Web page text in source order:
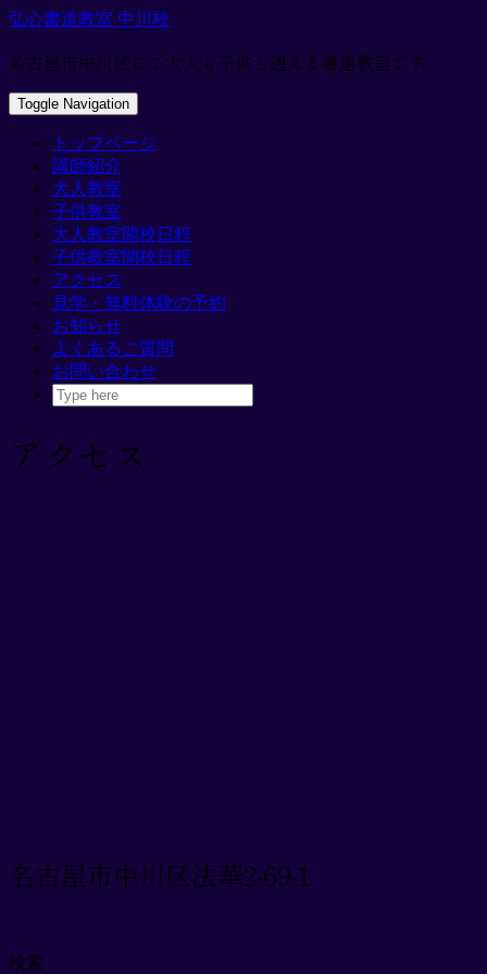
Skip
content
弘心書道教室 中川校
名古屋市中川区にて大人も子供も通える書道教室です
Toggle Navigation
トップページ
講師紹介
大人教室
子供教室
大人教室開校日程
子供教室開校日程
アクセス
見学・無料体験の予約
お知らせ
よくあるご質問
お問い合わせ
アクセス
名古屋市中川区法華2-69-1
検索